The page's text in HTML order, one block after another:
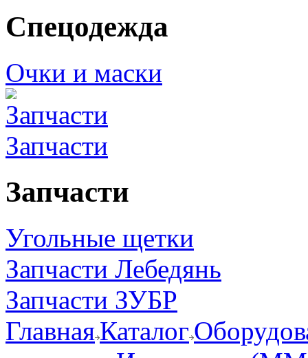
Спецодежда
Очки и маски
Запчасти
Запчасти
Угольные щетки
Запчасти Лебедянь
Запчасти ЗУБР
ГлавнаяКаталог